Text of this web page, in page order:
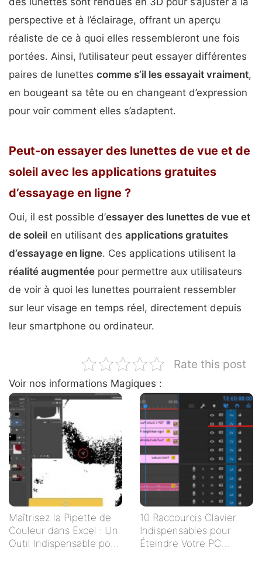
perspective et à l’éclairage, offrant un aperçu
réaliste de ce à quoi elles ressembleront une fois
portées. Ainsi, l’utilisateur peut essayer différentes
paires de lunettes comme s’il les essayait vraiment,
en bougeant sa tête ou en changeant d’expression
pour voir comment elles s’adaptent.
Peut-on essayer des lunettes de vue et de
soleil avec les applications gratuites
d’essayage en ligne ?
Oui, il est possible d’essayer des lunettes de vue et
de soleil en utilisant des applications gratuites
d’essayage en ligne. Ces applications utilisent la
réalité augmentée pour permettre aux utilisateurs
de voir à quoi les lunettes pourraient ressembler
sur leur visage en temps réel, directement depuis
leur smartphone ou ordinateur.
Rate this post
Voir nos informations Magiques :
Maîtrisez la Pipette de
Couleur dans Excel : Un
Outil Indispensable pour
10 Raccourcis Clavier
Indispensables pour
Éteindre Votre PC